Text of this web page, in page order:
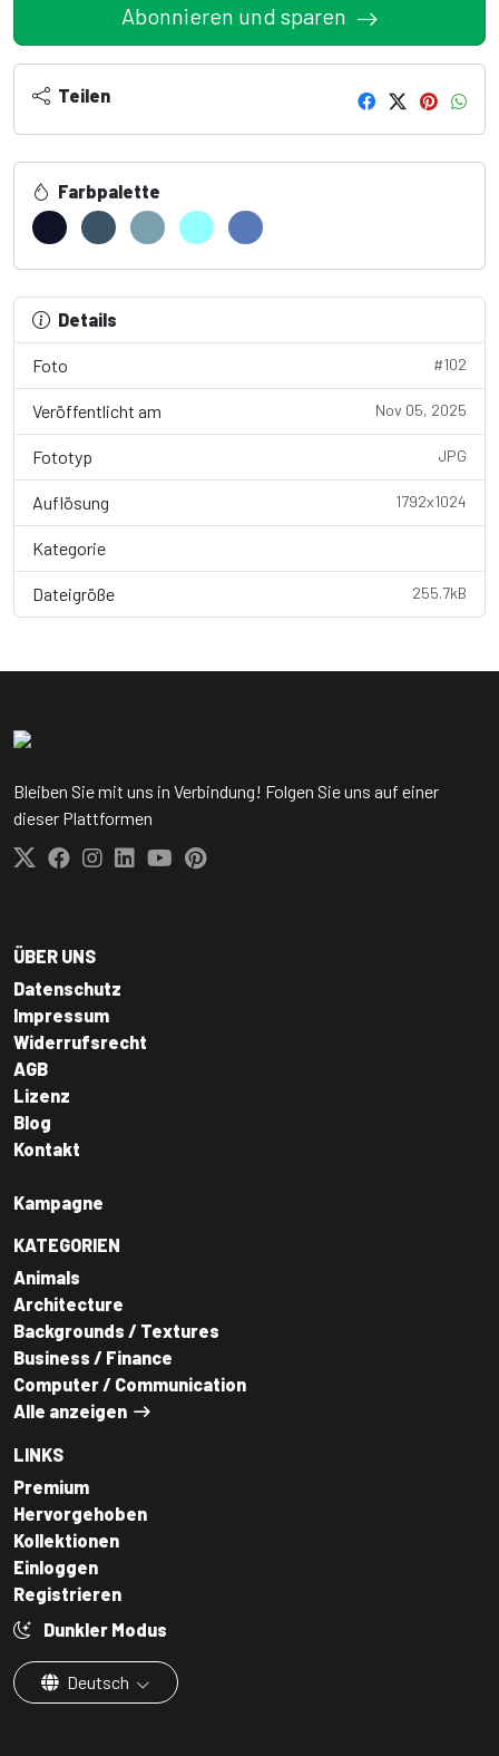
Abonnieren und sparen
Teilen
Farbpalette
Details
Foto #102
Veröffentlicht am Nov 05, 2025
Fototyp JPG
Auflösung 1792x1024
Kategorie
Dateigröße 255.7kB
Bleiben Sie mit uns in Verbindung! Folgen Sie uns auf einer
dieser Plattformen
ÜBER UNS
Datenschutz
Impressum
Widerrufsrecht
AGB
Lizenz
Blog
Kontakt
Kampagne
KATEGORIEN
Animals
Architecture
Backgrounds / Textures
Business / Finance
Computer / Communication
Alle anzeigen
LINKS
Premium
Hervorgehoben
Kollektionen
Einloggen
Registrieren
Dunkler Modus
Deutsch